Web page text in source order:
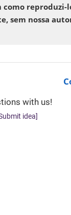
como reproduzi-
sem nossa
with us!
idea]